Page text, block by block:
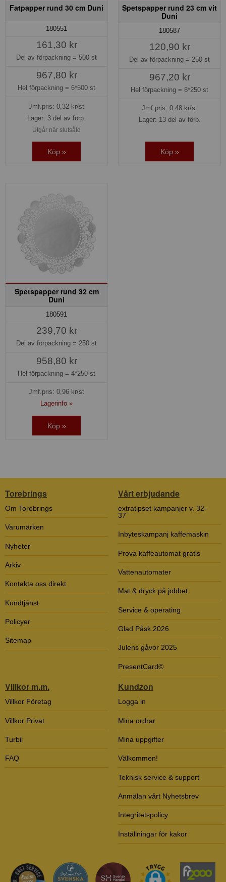
Fatpapper rund 30 cm Duni
180551
161,30 kr
Del av förpackning = 500 st
967,80 kr
Hel förpackning = 6*500 st
Jmf.pris: 0,32 kr/st
Lager: 3 del av förp.
Utgår när slutsåld
Köp »
Spetspapper rund 23 cm vit
Duni
180587
120,90 kr
Del av förpackning = 250 st
967,20 kr
Hel förpackning = 8*250 st
Jmf.pris: 0,48 kr/st
Lager: 13 del av förp.
Köp »
Spetspapper rund 32 cm
Duni
180591
239,70 kr
Del av förpackning = 250 st
958,80 kr
Hel förpackning = 4*250 st
Jmf.pris: 0,96 kr/st
Lagerinfo »
Köp »
Torebrings
Om Torebrings
Varumärken
Nyheter
Arkiv
Kontakta oss direkt
Kundtjänst
Policyer
Sitemap
Vårt erbjudande
extratipset kampanjer v. 32-
37
Inbyteskampanj kaffemaskin
Prova kaffeautomat gratis
Vattenautomater
Mat & dryck på jobbet
Service & operating
Glad Påsk 2026
Julens gåvor 2025
PresentCard©
Villkor m.m.
Villkor Företag
Villkor Privat
Turbil
FAQ
Kundzon
Logga in
Mina ordrar
Mina uppgifter
Välkommen!
Teknisk service & support
Anmälan vårt Nyhetsbrev
Integritetspolicy
Inställningar för kakor